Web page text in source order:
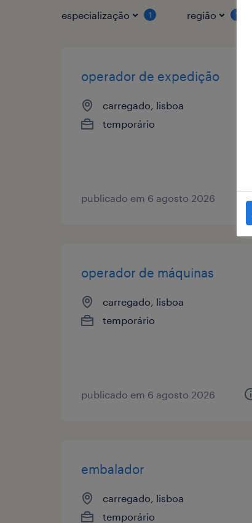
especialização 1 região 1
operador de expedição
carregado, lisboa
temporário
publicado em 6 agosto 2026
operador de máquinas
carregado, lisboa
temporário
publicado em 6 agosto 2026
embalador
carregado, lisboa
temporário